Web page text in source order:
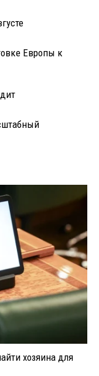
Европы к
хозяина для